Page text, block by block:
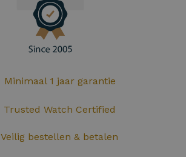
Minimaal 1 jaar garantie
Trusted Watch Certified
Veilig bestellen & betalen